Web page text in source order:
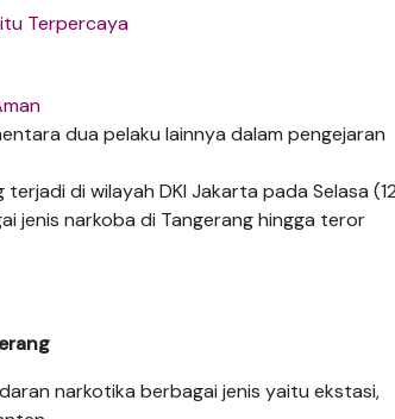
Terpercaya
dua pelaku lainnya dalam pengejaran
di wilayah DKI Jakarta pada Selasa
jenis narkoba di Tangerang hingga teror
narkotika berbagai jenis yaitu ekstasi,